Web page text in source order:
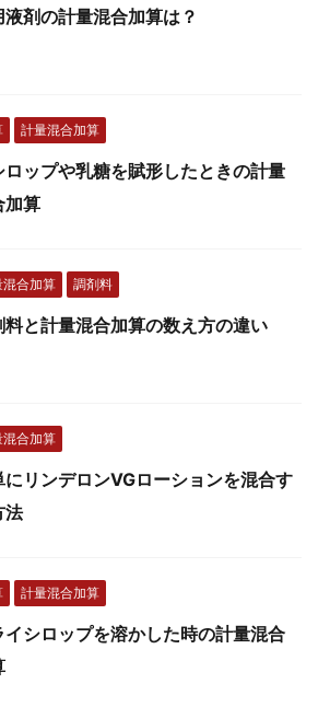
液剤の計量混合加算は？
計量混合加算
ロップや乳糖を賦形したときの計量
加算
混合加算 調剤料
料と計量混合加算の数え方の違い
混合加算
にリンデロンVGローションを混合す
法
計量混合加算
イシロップを溶かした時の計量混合